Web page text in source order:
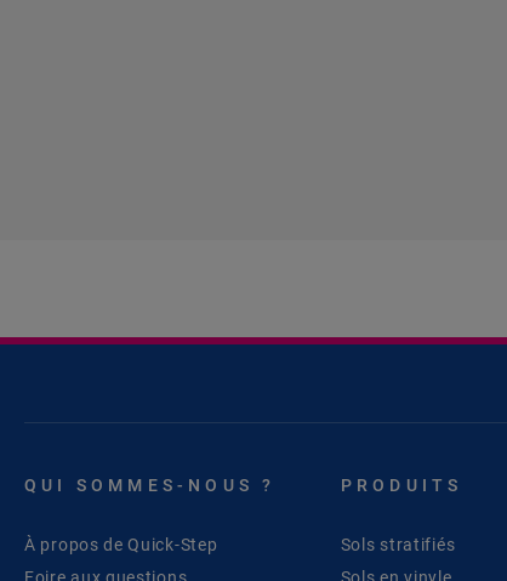
QUI SOMMES-NOUS ?
À propos de Quick-Step
PRODUITS
Sols stratifiés